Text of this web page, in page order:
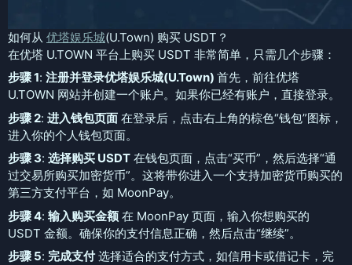
如何从 优塔娱乐城(U.Town) 购买 USDT？
在优塔 U.TOWN 平台上购买 USDT 非常简单，只需几个步骤：
步骤 1: 注册并登录优塔娱乐城(U.Town) 首先，前往优塔
U.TOWN 网站并创建一个账户。如果你已经有账户，直接登录。
步骤 2: 进入钱包页面 在登录后，点击右上角的棕色“钱包”图标，
进入你的个人钱包页面。
步骤 3: 选择购买 USDT 在钱包页面，点击“买币”，然后选择“通
过交易所购买加密货币”。这将带你进入一个支持加密货币购买的
第三方支付平台，如 MoonPay。
步骤 4: 输入购买金额 在 MoonPay 页面，输入你想购买的
USDT 金额。确保你的支付信息正确，然后点击“继续”。
步骤 5: 完成支付选择适合的支付方式，如信用卡或借记卡，完